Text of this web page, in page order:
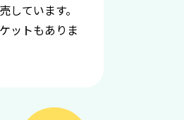
しています。
ットもありま